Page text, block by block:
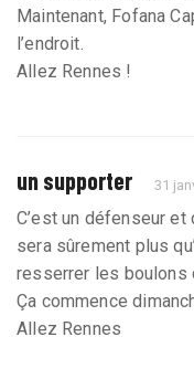
Maintenant, Fofana
l’endroit.
Allez Rennes !
un supporter 31
C’est un défenseur
sera sûrement plus
resserrer les boulons
Ça commence
Allez Rennes